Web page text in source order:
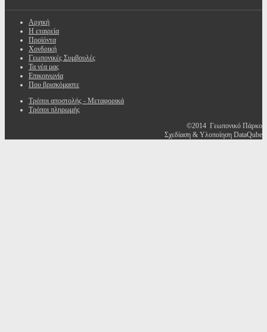
Αρχική
Η εταιρεία
Προϊόντα
Χονδρική
Γεωπονικές Συμβουλές
Τα νέα μας
Επικοινωνία
Που βρισκόμαστε
Τρόποι αποστολής - Μεταφορικά
Τρόποι πληρωμής
©2014 Γεωπονικό Πάρκο
Σχεδίαση & Υλοποίηση DataQube